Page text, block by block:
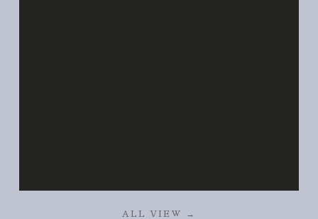
ALL VIEW →